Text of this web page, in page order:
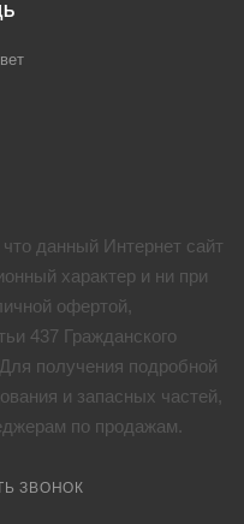
данный Интернет сайт
характер и ни при
офертой,
437 Гражданского
получения подробной
и запасных частей,
по продажам.
ЗВОНОК